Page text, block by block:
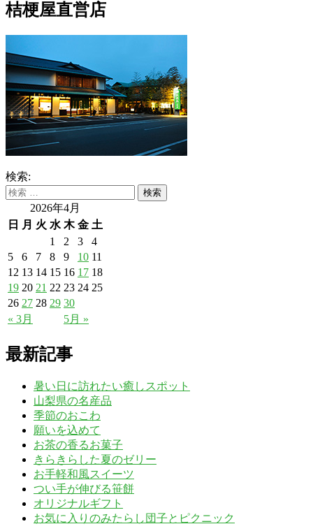
桔梗屋直営店
検索:
2026年4月
日
月 火 水 木 金 土
« 3月 5月 »
1 2 3
4
5
6 7 8 9 10 11
12 13 14 15 16 17 18
19 20 21 22 23 24 25
26 27 28 29 30
最新記事
暑い日に訪れたい癒しスポット
山梨県の名産品
季節のおこわ
願いを込めて
お茶の香るお菓子
きらきらした夏のゼリー
お手軽和風スイーツ
つい手が伸びる笹餅
オリジナルギフト
お気に入りのみたらし団子とピクニック